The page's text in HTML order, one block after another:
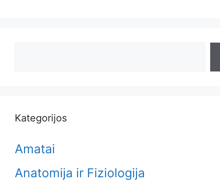
Kategorijos
Amatai
Anatomija ir Fiziologija